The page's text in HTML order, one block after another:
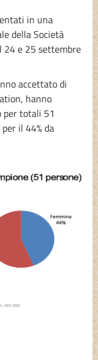
in una
della Società
24 e 25 settembre
accettato di
hanno
totali 51
il 44% da